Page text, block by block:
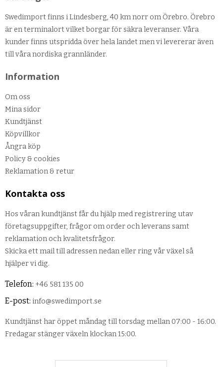
Swedimport finns i Lindesberg, 40 km norr om Örebro. Örebro
är en terminalort vilket borgar för säkra leveranser. Våra
kunder finns utspridda över hela landet men vi levererar även
till våra nordiska grannländer.
Information
Om oss
Mina sidor
Kundtjänst
Köpvillkor
Ångra köp
Policy & cookies
Reklamation & retur
Kontakta oss
Hos våran kundtjänst får du hjälp med registrering utav
företagsuppgifter, frågor om order och leverans samt
reklamation och kvalitetsfrågor.
Skicka ett mail till adressen nedan eller ring vår växel så
hjälper vi dig.
Telefon: +46 581 135 00
E-post: info@swedimport.se
Kundtjänst har öppet måndag till torsdag mellan 07:00 - 16:00.
Fredagar stänger växeln klockan 15:00.